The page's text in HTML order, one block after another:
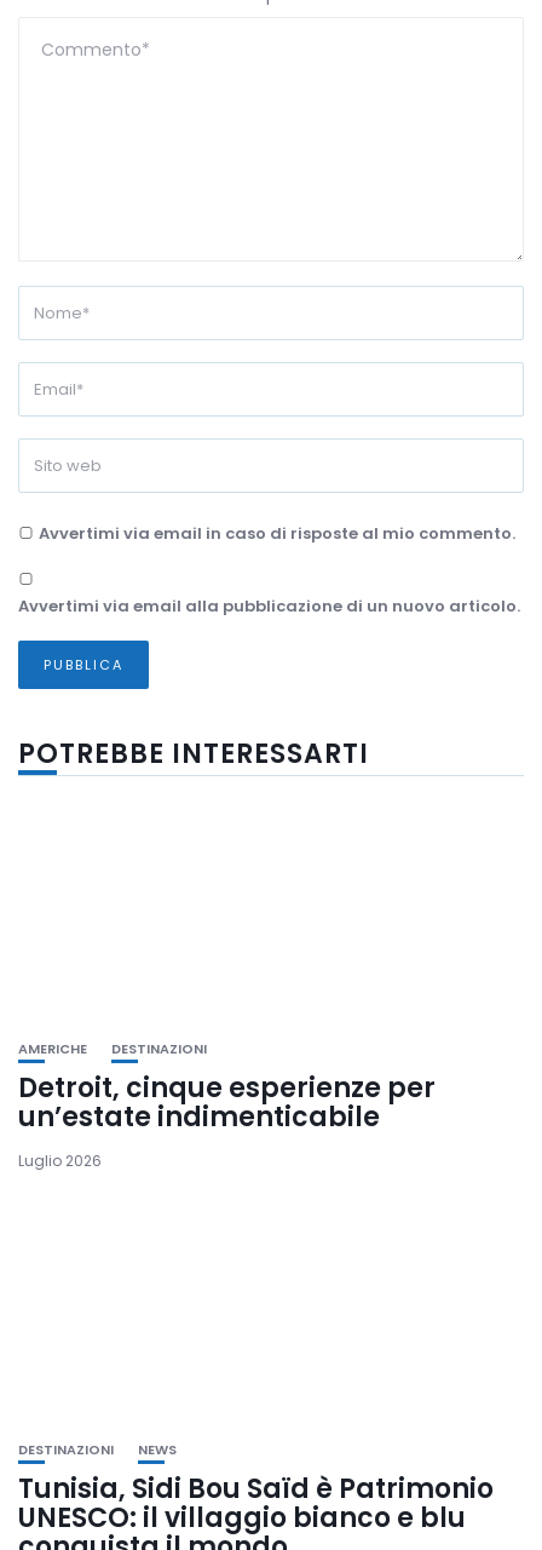
Avvertimi via email in caso di risposte al mio commento.
Avvertimi via email alla pubblicazione di un nuovo articolo.
POTREBBE INTERESSARTI
AMERICHE DESTINAZIONI
Detroit, cinque esperienze per
un’estate indimenticabile
Luglio 2026
DESTINAZIONI NEWS
Tunisia, Sidi Bou Saïd è Patrimonio
UNESCO: il villaggio bianco e blu